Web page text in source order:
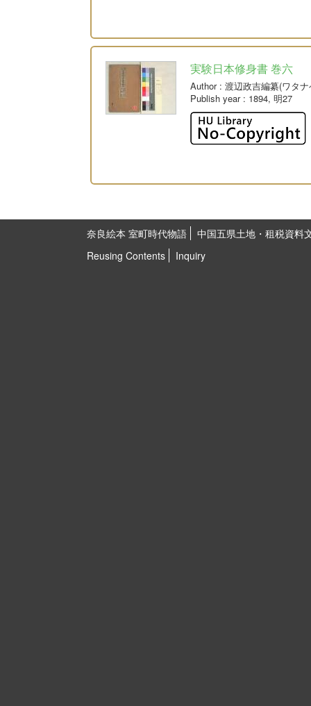
実験日本修身書 巻六
Author: 渡辺政吉編纂(ワタ
Publish year: 1894, 明27
奈良絵本 室町時代物語
中国五県土地・租税資料
Reusing Contents
Inquiry